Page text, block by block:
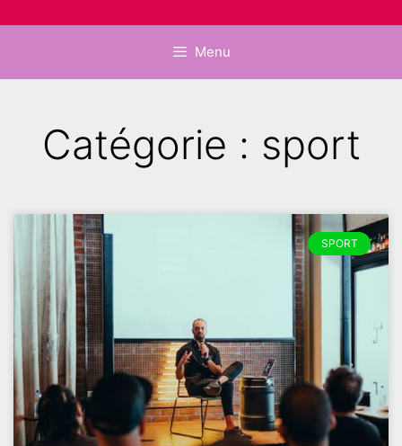
Menu
Catégorie : sport
SPORT